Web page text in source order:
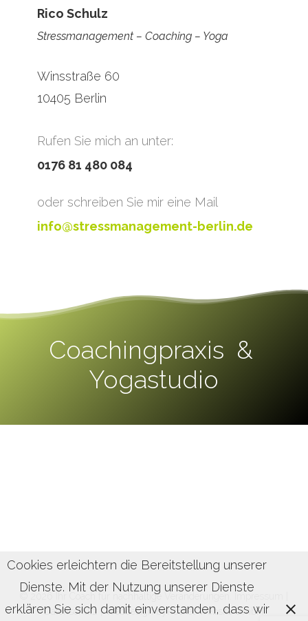
Rico Schulz
Stressmanagement – Coaching – Yoga
Winsstraße 60
10405 Berlin
Rufen Sie mich an unter:
0176 81 480 084
oder schreiben Sie mir eine Mail
info@stressmanagement-berlin.de
Coachingpraxis &
Yogastudio
© 2026 Ihr Coach für nachhaltige Veränderungen.
Datenschutz | Webdesign byRocket Website GmbH
Cookies erleichtern die Bereitstellung unserer
Dienste. Mit der Nutzung unserer Dienste
erklären Sie sich damit einverstanden, dass wir